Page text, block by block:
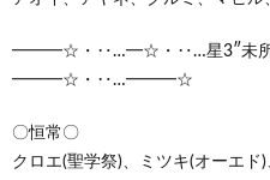
━━━☆・‥…━☆・‥…星3″未
━━━☆・‥…━━━☆
〇恒常〇
クロエ(聖学祭)、ミツキ(オーエド